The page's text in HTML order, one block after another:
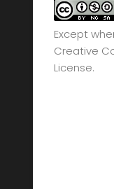
Except
Creative
License.